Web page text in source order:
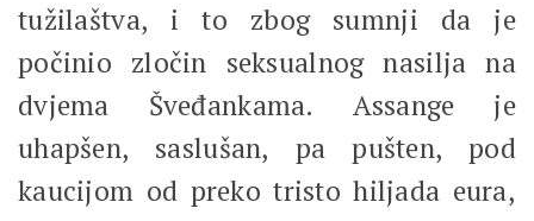
tužilaštva, i to zbog sumnji da je
počinio zločin seksualnog nasilja na
dvjema Šveđankama. Assange je
uhapšen, saslušan, pa pušten, pod
kaucijom od preko tristo hiljada eura,